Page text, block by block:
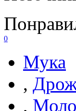
0
Мука
,
,